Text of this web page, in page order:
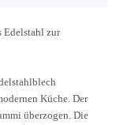
Edelstahl zur
Küche. Der
überzogen. Die